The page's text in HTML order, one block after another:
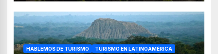
HABLEMOS DE TURISMO TURISMO EN LATINOAMÉRICA